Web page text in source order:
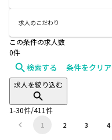
求人のこだわり
この条件の求人数
0件
検索する 条件をクリア
求人を絞り込む
1-30件/411件
1 2 3 4